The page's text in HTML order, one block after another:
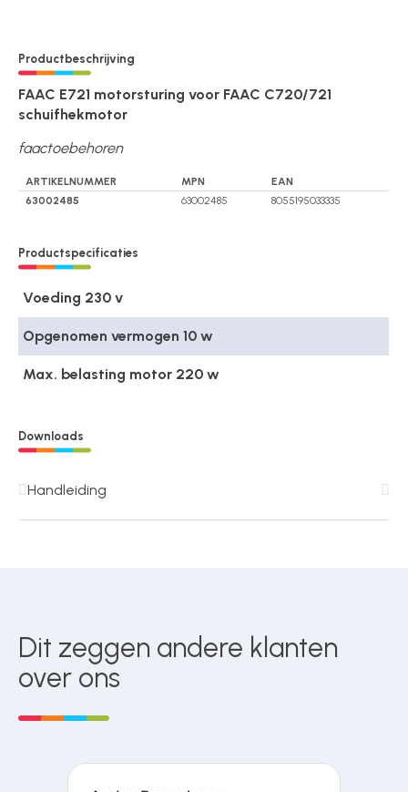
Productbeschrijving
FAAC E721 motorsturing voor FAAC C720/721
schuifhekmotor
faactoebehoren
ARTIKELNUMMER MPN
EAN
63002485
63002485 8055195033335
Productspecificaties
Voeding 230 v
Opgenomen vermogen 10 w
Max. belasting motor 220 w
Downloads
Handleiding
Dit zeggen andere klanten
over ons